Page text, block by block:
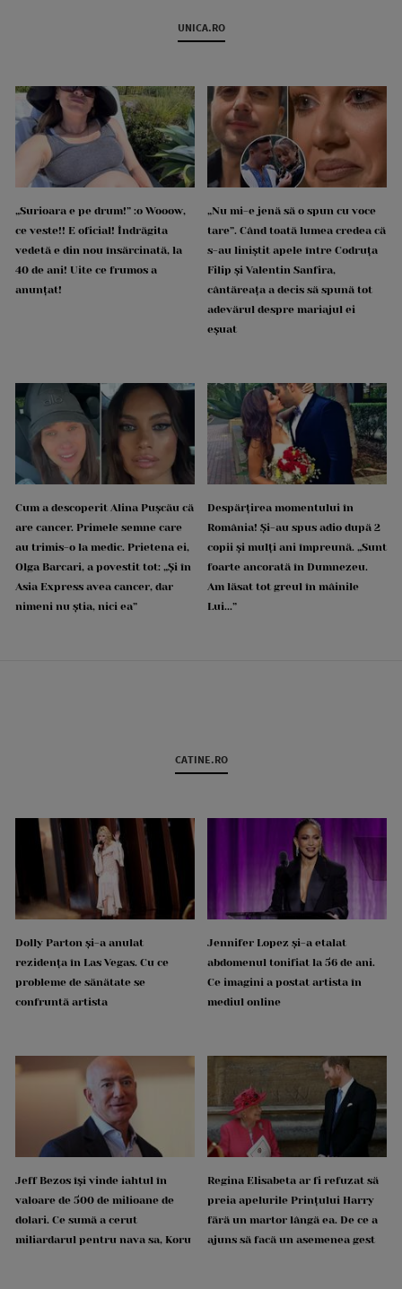
UNICA.RO
„Surioara e pe drum!” :o Wooow,
ce veste!! E oficial! Îndrăgita
vedetă e din nou însărcinată, la
40 de ani! Uite ce frumos a
anunțat!
„Nu mi-e jenă să o spun cu voce
tare”. Când toată lumea credea că
s-au liniștit apele între Codruța
Filip și Valentin Sanfira,
cântăreața a decis să spună tot
adevărul despre mariajul ei
eșuat
Cum a descoperit Alina Pușcău că
are cancer. Primele semne care
au trimis-o la medic. Prietena ei,
Olga Barcari, a povestit tot: „Și în
Asia Express avea cancer, dar
nimeni nu știa, nici ea”
Despărțirea momentului în
România! Și-au spus adio după 2
copii și mulți ani împreună. „Sunt
foarte ancorată în Dumnezeu.
Am lăsat tot greul în mâinile
Lui...”
CATINE.RO
Dolly Parton și-a anulat
rezidența în Las Vegas. Cu ce
probleme de sănătate se
confruntă artista
Jennifer Lopez și-a etalat
abdomenul tonifiat la 56 de ani.
Ce imagini a postat artista în
mediul online
Jeff Bezos își vinde iahtul în
valoare de 500 de milioane de
dolari. Ce sumă a cerut
miliardarul pentru nava sa, Koru
Regina Elisabeta ar fi refuzat să
preia apelurile Prințului Harry
fără un martor lângă ea. De ce a
ajuns să facă un asemenea gest